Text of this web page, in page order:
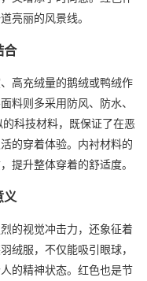
亮丽的风景线。
合
高充绒量的鹅绒或鸭绒作
料则多采用防风、防水、
科技材料，既保证了在恶
的穿着体验。内衬材料的
提升整体穿着的舒适度。
义
的视觉冲击力，还象征着
绒服，不仅能吸引眼球，
的精神状态。红色也是节